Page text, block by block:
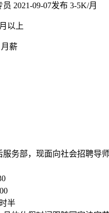
员 2021-09-07发布 3-5K/月
以上
月薪
务部，现面向社会招聘导
半